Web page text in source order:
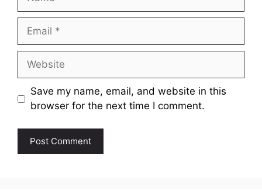
Email
Website
Save my name, email, and website in this
browser for the next time I comment.